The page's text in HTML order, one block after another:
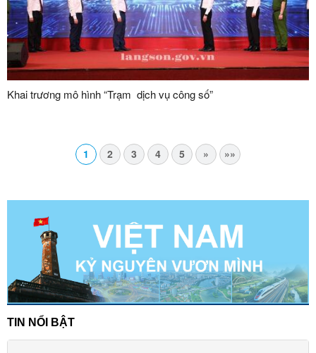
Khai trương mô hình “Trạm dịch vụ công số”
1 2 3 4 5 » »»
TIN NỔI BẬT